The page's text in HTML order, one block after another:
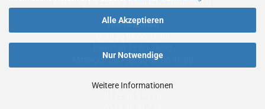
Alle Akzeptieren
Nur Notwendige
Weitere Informationen
Telefonzeiten
Mittwoch bis Freitag 08.00-16:00
09474 9523 253